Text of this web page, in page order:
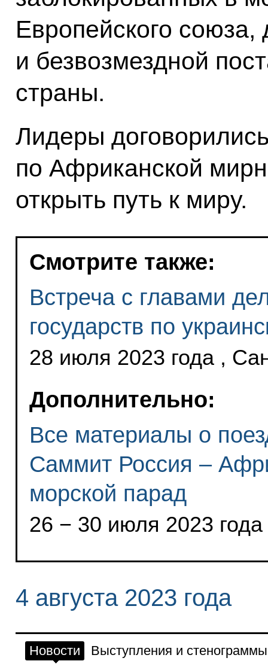
Европейского
и безвозмездной
страны.
Лидеры
по Африканской
открыть путь к миру.
Смотрите также:
Встреча с главами
государств по
28 июля 2023 года ,
Дополнительно:
Все материалы о
Саммит Россия –
морской парад
26 − 30 июля 2023 года
4 августа 2023 года
Новости
Выступления и стенограммы